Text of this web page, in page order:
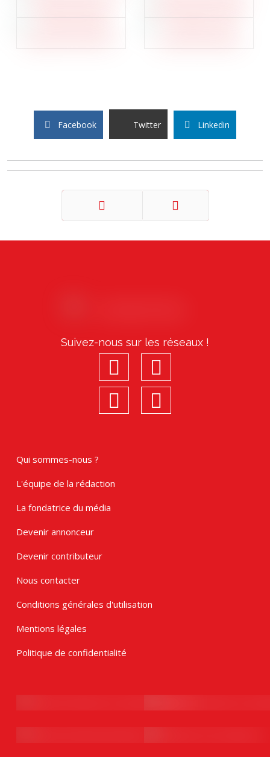
Facebook Twitter Linkedin
Suivez-nous sur les réseaux !
facebook
linkedin
Qui sommes-nous ?
L'équipe de la rédaction
La fondatrice du média
Devenir annonceur
Devenir contributeur
Nous contacter
Conditions générales d'utilisation
Mentions légales
Politique de confidentialité